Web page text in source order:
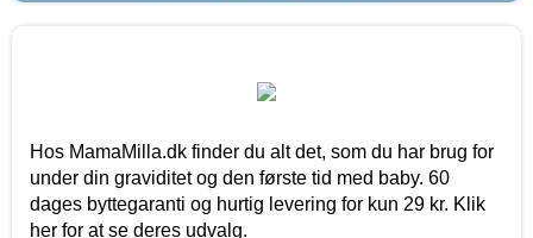
Hos MamaMilla.dk finder du alt det, som du har brug for
under din graviditet og den første tid med baby. 60
dages byttegaranti og hurtig levering for kun 29 kr. Klik
her for at se deres udvalg.